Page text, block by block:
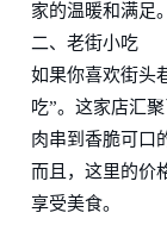
家的温暖和满足。
二、老街小吃
如果你喜欢街头
吃”。这家店汇
肉串到香脆可口
而且，这里的价
享受美食。